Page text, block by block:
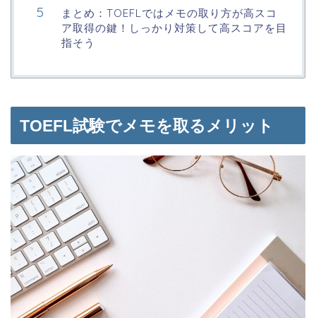
まとめ：TOEFLではメモの取り方が高スコ
ア取得の鍵！しっかり対策して高スコアを目
指そう
TOEFL試験でメモを取るメリット